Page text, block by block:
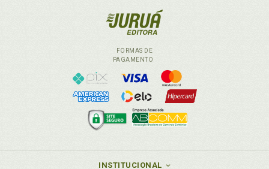
FORMAS DE
PAGAMENTO
INSTITUCIONAL